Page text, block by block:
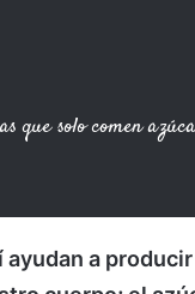
que solo comen
ayudan a